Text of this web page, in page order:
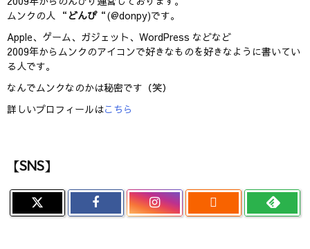
ムンクの人 “ どんぴ“(@donpy)です。
Apple、ゲーム、ガジェット、WordPress などなど
2009年からムンクのアイコンで好きなものを好きなように書いてい
る人です。
なんでムンクなのかは秘密です（笑）
詳しいプロフィールはこちら
【SNS】
